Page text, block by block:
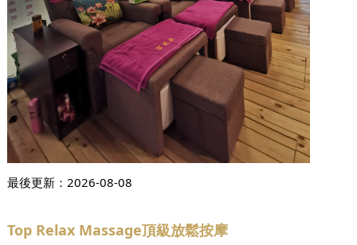
最後更新： 2026-08-08
Top Relax Massage頂級放鬆按摩